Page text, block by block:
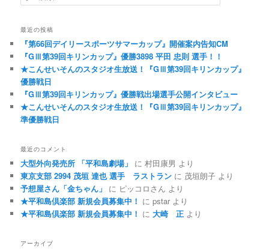
最近の投稿
『第66回デイリースポーツサマーカップ』開催案内告知CM
『GⅢ第39回キリンカップ』優勝3898 平田 忠則 選手！！
★こんせいそんのスタジオ生放送！『GⅢ第39回キリンカップ』
優勝戦日
『GⅢ第39回キリンカップ』優勝戦出場選手公開インタビュー
★こんせいそんのスタジオ生放送！『GⅢ第39回キリンカップ』
準優勝戦日
最近のコメント
大型外向発売所 「平和島劇場」 に村田康男 より
東京支部 2994 茂垣 達也 選手 ラストラン に 茂垣朗子 より
予想屋さん「金ちゃん」
に ピッコロさん より
★平和島倶楽部 新規会員募集中！ にpstar より
★平和島倶楽部 新規会員募集中！ に大崎 正 より
アーカイブ